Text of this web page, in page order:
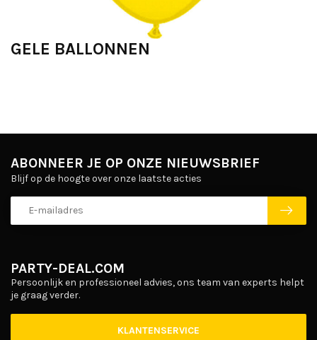
GELE BALLONNEN
PARTY-DEAL.COM
Persoonlijk en professioneel advies, ons team van experts helpt
je graag verder.
KLANTENSERVICE
ABONNEER JE OP ONZE NIEUWSBRIEF
Blijf op de hoogte over onze laatste acties